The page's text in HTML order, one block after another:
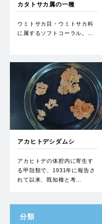
カタトサカ属の一種
ウミトサカ目・ウミトサカ科
に属するソフトコーラル。…
アカヒトデシダムシ
アカヒトデの体腔内に寄生す
る甲殻類で、1931年に報告さ
れて以来、既知種と考…
分類